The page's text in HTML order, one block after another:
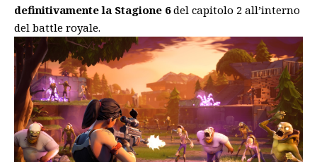
definitivamente la Stagione 6del capitolo 2 all’interno
del battle royale.